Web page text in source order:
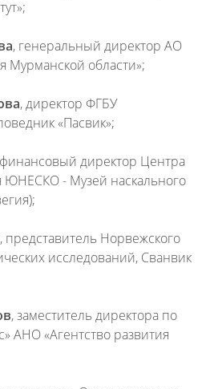
, генеральный директор АО
Мурманской области»;
, директор ФГБУ
«Пасвик»;
директор Центра
ЮНЕСКО - Музей наскального
, представитель Норвежского
исследований, Сванвик
, заместитель директора по
АНО «Агентство развития